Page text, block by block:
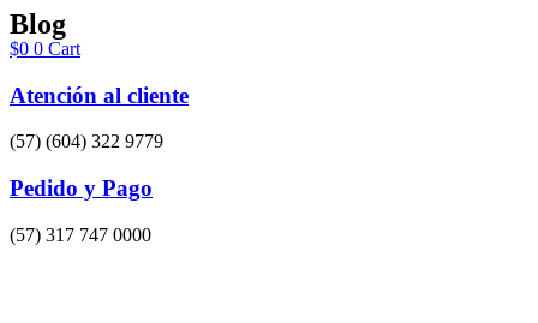
Ir
al
contenido
Blog
$0 0 Cart
Atención al cliente
(57) (604) 322 9779
Pedido y Pago
(57) 317 747 0000